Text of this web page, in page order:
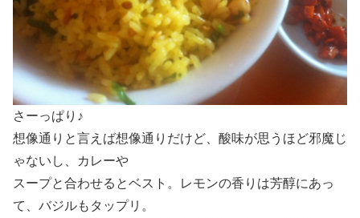
さーっぱり♪
想像通りと言えば想像通りだけど、酸味が思うほど邪魔じ
ゃないし、カレーや
スープと合わせるとベスト。レモンの香りは芳醇にあっ
て、バジルもタップリ。